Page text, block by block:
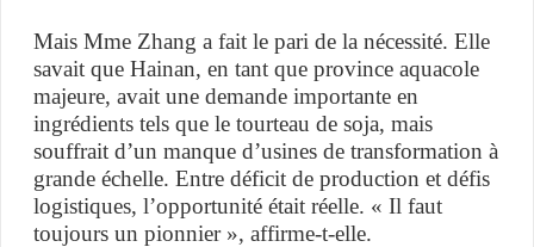
Mais Mme Zhang a fait le pari de la nécessité. Elle
savait que Hainan, en tant que province aquacole
majeure, avait une demande importante en
ingrédients tels que le tourteau de soja, mais
souffrait d’un manque d’usines de transformation à
grande échelle. Entre déficit de production et défis
logistiques, l’opportunité était réelle. « Il faut
toujours un pionnier », affirme-t-elle.